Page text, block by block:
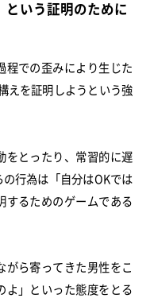
いう証明のために
程での歪みにより生じた
えを証明しようという強
をとったり、常習的に遅
行為は「自分はOKでは
するためのゲームである
がら寄ってきた男性をこ
よ」といった態度をとる